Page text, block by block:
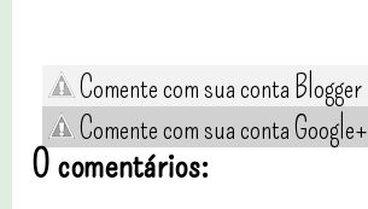
Comente com sua conta Blogger
Comente com sua conta Google+
0 comentários: